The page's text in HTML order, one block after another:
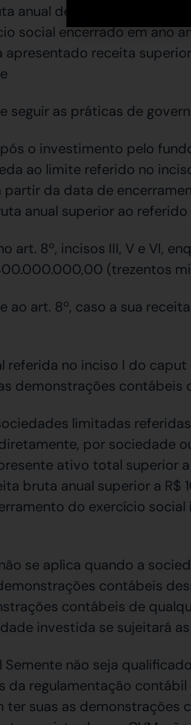
anual de até R$
social encerrado em ano
receita
seguir as práticas de
o investimento pelo
ao limite referido no
da data de
anual superior ao referido
art. 8º, incisos III, V e VI,
(trezentos
ao art. 8º, caso a sua
referida no inciso I do caput
demonstrações contábeis
limitadas
por sociedade
ativo total superior
bruta anual superior a
do exercício
se aplica quando a
contábeis
contábeis de
investida se sujeitará
Semente não seja
da regulamentação
ter suas as demonstrações